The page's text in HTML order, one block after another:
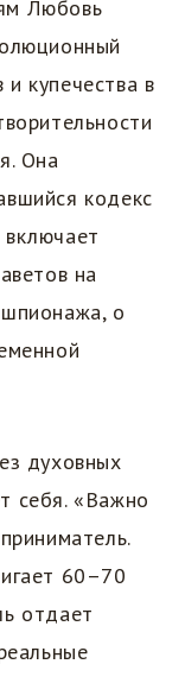
Любовь
купечества в
Она
кодекс
на
о
духовных
себя. «Важно
60–70
отдает